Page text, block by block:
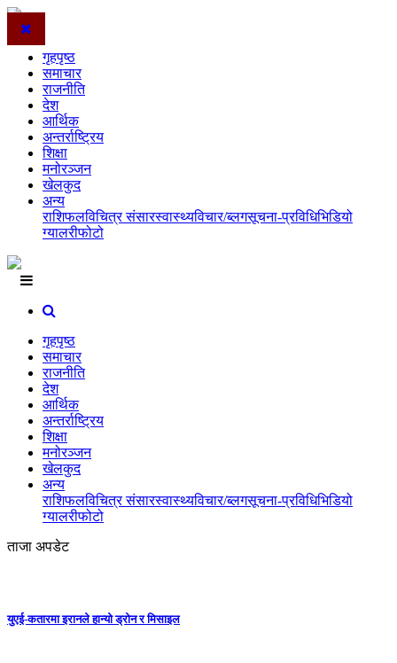
गृहपृष्ठ
समाचार
राजनीति
देश
आर्थिक
अन्तर्राष्ट्रिय
शिक्षा
मनोरञ्जन
खेलकुद
अन्य
राशिफलविचित्र संसारस्वास्थ्यविचार/ब्लगसूचना-प्रविधिभिडियो
ग्यालरीफोटो
गृहपृष्ठ
समाचार
राजनीति
देश
आर्थिक
अन्तर्राष्ट्रिय
शिक्षा
मनोरञ्जन
खेलकुद
अन्य
राशिफलविचित्र संसारस्वास्थ्यविचार/ब्लगसूचना-प्रविधिभिडियो
ग्यालरीफोटो
ताजा अपडेट
युएई-कतारमा इरानले हान्यो ड्रोन र मिसाइल